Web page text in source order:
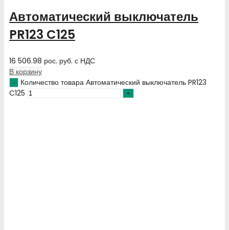
Автоматический выключатель
PR123 C125
16 506.98 рос. руб. с НДС
В корзину
Количество товара Автоматический выключатель PR123
C125